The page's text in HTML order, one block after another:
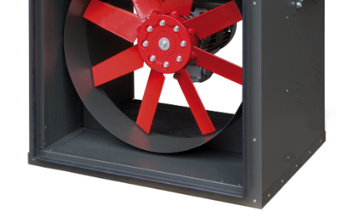
Lighting and Electrical
Equipment
Complete solutions in lighting and electrical
material for each project and need